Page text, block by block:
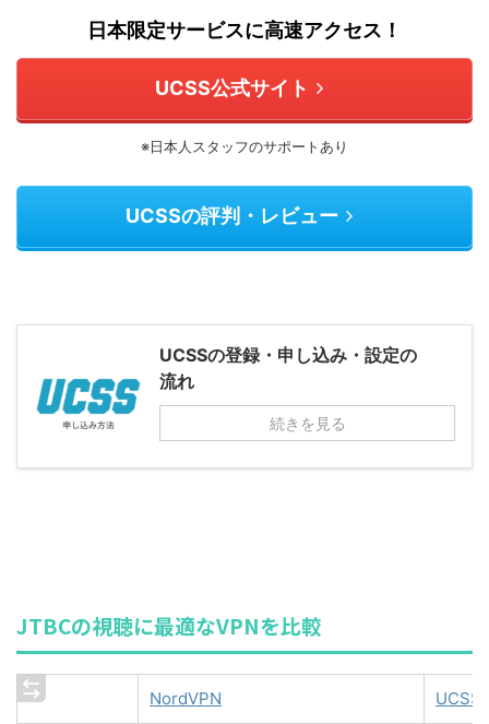
日本限定サービスに高速アクセス！
UCSS公式サイト
※日本人スタッフのサポートあり
UCSSの評判・レビュー
UCSSの登録・申し込み・設定の
流れ
続きを見る
JTBCの視聴に最適なVPNを比較
NordVPN UCSS